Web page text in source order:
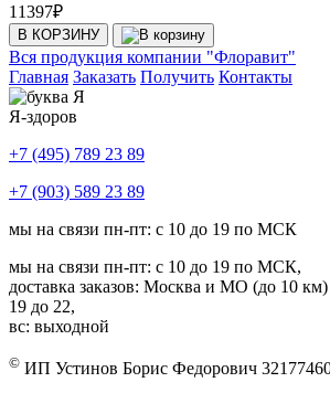
11397₽
В КОРЗИНУ
Вся продукция компании "Флоравит"
Главная Заказать Получить Контакты
Я-здоров
+7 (495) 789 23 89
+7 (903) 589 23 89
мы на связи пн-пт: с 10 до 19 по МСК
мы на связи пн-пт: с 10 до 19 по МСК,
доставка заказов: Москва и МО (до 10
19 до 22,
вс: выходной
© ИП Устинов Борис Федорович